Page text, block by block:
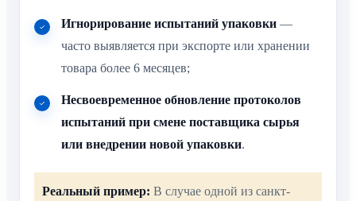
Игнорирование испытаний упаковки —
часто выявляется при экспорте или хранении
товара более 6 месяцев;
Несвоевременное обновление протоколов
испытаний при смене поставщика сырья
или внедрении новой упаковки.
Реальный пример: В случае одной из санкт-